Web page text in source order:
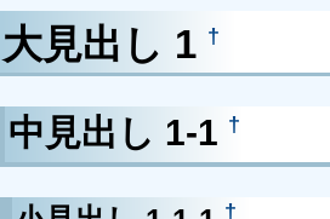
大見出し 1 †
中見出し 1-1 †
†